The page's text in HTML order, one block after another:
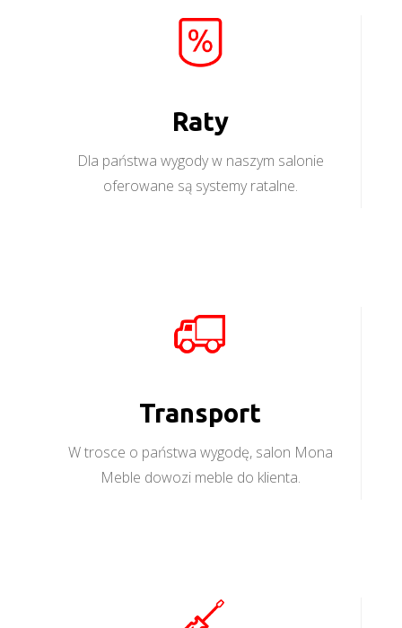
Raty
Dla państwa wygody w naszym salonie
oferowane są systemy ratalne.
Transport
W trosce o państwa wygodę, salon Mona
Meble dowozi meble do klienta.